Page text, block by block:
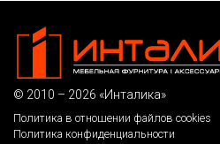
© 2010 – 2026 «Инталика»
Политика в отношении файлов cookies
Политика конфиденциальности